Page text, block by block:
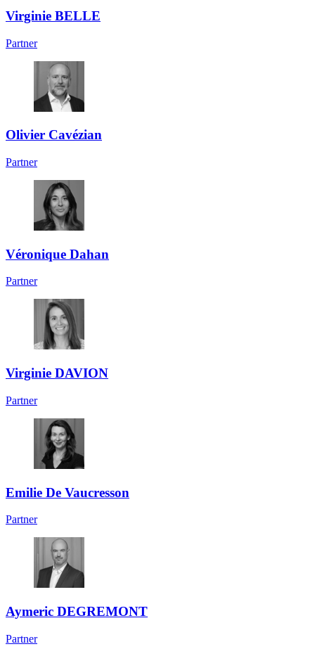
Virginie BELLE
Partner
Olivier Cavézian
Partner
Véronique Dahan
Partner
Virginie DAVION
Partner
Emilie De Vaucresson
Partner
Aymeric DEGREMONT
Partner